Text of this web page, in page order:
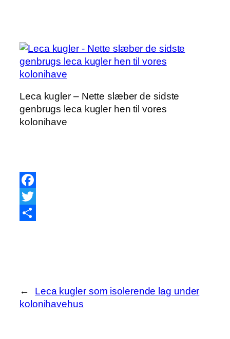
Leca kugler – Nette slæber de sidste
genbrugs leca kugler hen til vores
kolonihave
Facebook
Twitter
←
Leca kugler som isolerende lag under
kolonihavehus